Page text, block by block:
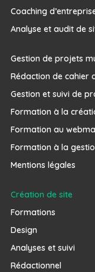
Coaching
Analyse et audit de
Gestion de projets
Rédaction de cahier
Gestion et suivi de
Formation à la
Formation au
Formation à la
Mentions légales
Création de site
Formations
Design
Analyses et suivi
Rédactionnel